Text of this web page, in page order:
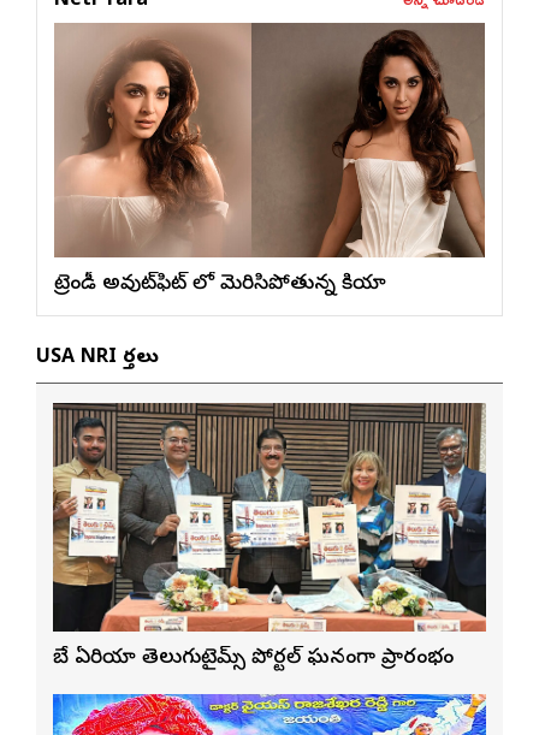
ట్రెండీ అవుట్‌ఫిట్ లో మెరిసిపోతున్న కియారా
USA NRI వార్తలు
బే ఏరియా తెలుగుటైమ్స్ పోర్టల్ ఘనంగా ప్రారంభం